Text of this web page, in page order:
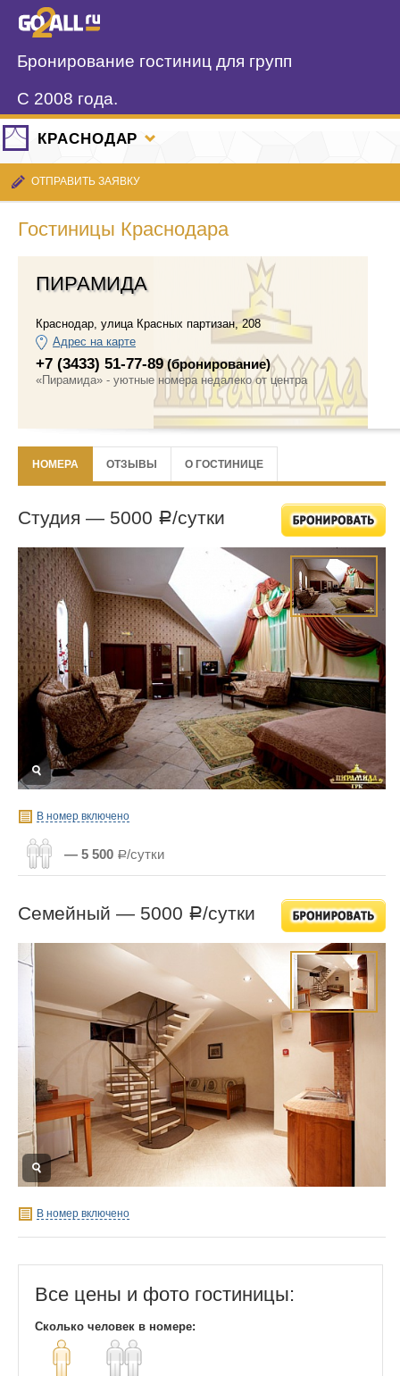
Бронирование гостиниц для групп
С 2008 года.
КРАСНОДАР
ОТПРАВИТЬ ЗАЯВКУ
Гостиницы Краснодара
ПИРАМИДА
Краснодар улица Красных партизан, 208
Адрес на карте
+7 (3433) 51-77-89(бронирование)
«Пирамида» - уютные номера недалеко от центра
НОМЕРА ОТЗЫВЫ О ГОСТИНИЦЕ
Студия — 5000 Р/сутки
В номер включено
— 5 500 Р/сутки
Семейный — 5000 Р/сутки
В номер включено
Все цены и фото гостиницы:
Сколько человек в номере: